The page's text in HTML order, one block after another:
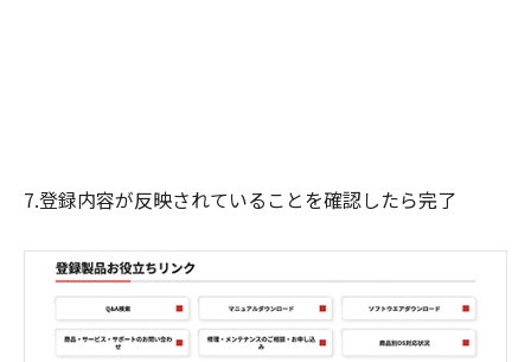
7.登録内容が反映されていることを確認したら完了